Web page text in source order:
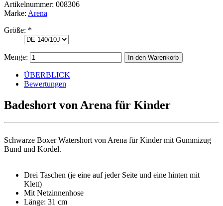
Artikelnummer: 008306
Marke: Arena
Größe: *
Menge:
ÜBERBLICK
Bewertungen
Badeshort von Arena für Kinder
Schwarze Boxer Watershort von Arena für Kinder mit Gummizug
Bund und Kordel.
Drei Taschen (je eine auf jeder Seite und eine hinten mit
Klett)
Mit Netzinnenhose
Länge: 31 cm